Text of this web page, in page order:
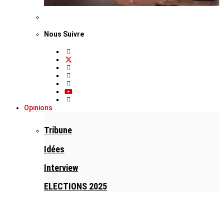
Nous Suivre
Opinions
Tribune
Idées
Interview
ELECTIONS 2025